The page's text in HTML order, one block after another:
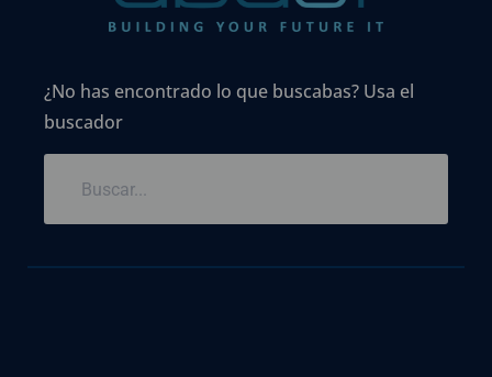
¿No has encontrado lo que buscabas? Usa el
buscador